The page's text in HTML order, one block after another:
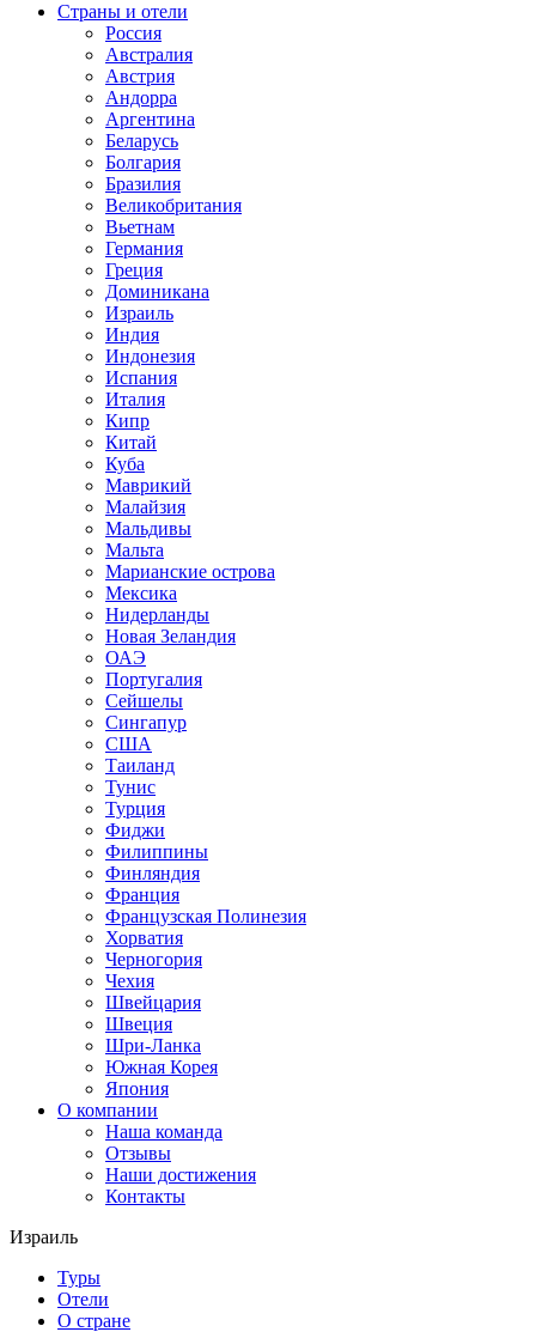
Страны и отели
Россия
Австралия
Австрия
Андорра
Аргентина
Беларусь
Болгария
Бразилия
Великобритания
Вьетнам
Германия
Греция
Доминикана
Израиль
Индия
Индонезия
Испания
Италия
Кипр
Китай
Куба
Маврикий
Малайзия
Мальдивы
Мальта
Марианские острова
Мексика
Нидерланды
Новая Зеландия
ОАЭ
Португалия
Сейшелы
Сингапур
США
Таиланд
Тунис
Турция
Фиджи
Филиппины
Финляндия
Франция
Французская Полинезия
Хорватия
Черногория
Чехия
Швейцария
Швеция
Шри-Ланка
Южная Корея
Япония
О компании
Наша команда
Отзывы
Наши достижения
Контакты
Израиль
Туры
Отели
О стране